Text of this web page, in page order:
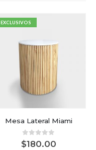
EXCLUSIVOS
Mesa Lateral Miami
0out of 5
$180.00